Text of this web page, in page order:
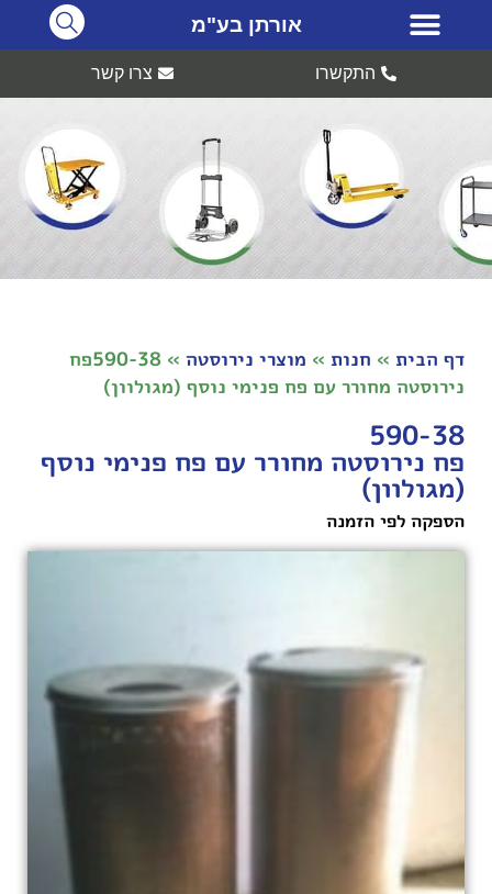
אורתן בע"מ
התקשרו צרו קשר
דף הבית » חנות » מוצרי נירוסטה »
590-38פח
נירוסטה מחורר עם פח פנימי נוסף (מגולוון)
590-38
פח נירוסטה מחורר עם פח פנימי נוסף
(מגולוון)
הספקה לפי הזמנה